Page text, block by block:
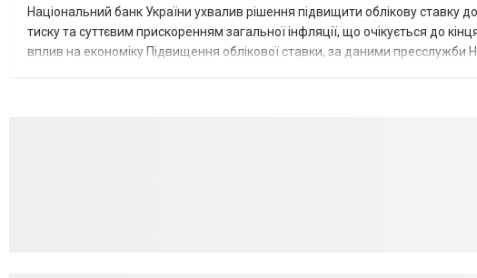
Національний банк України ухвалив рішення підвищити облікову ставку
тиску та суттєвим прискоренням загальної інфляції, що очікується до
вплив на економіку Підвищення облікової ставки, за даними